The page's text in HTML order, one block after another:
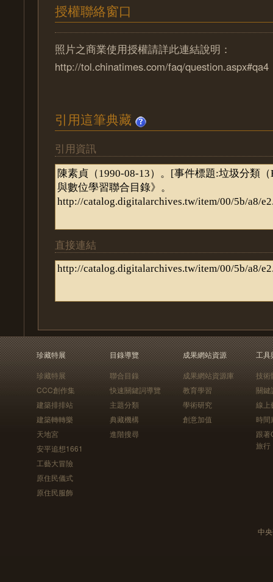
授權聯絡窗口
照片之商業使用授權請詳此連結說明：
http://tol.chinatimes.com/faq/question.aspx#qa4
引用這筆典藏
引用資訊
直接連結
珍藏特展
珍藏特展
CCC創作集
建築排排站
建築轉轉樂
天地宮
安平追想1661
工藝大冒險
原住民儀式
原住民服飾
目錄導覽
聯合目錄
快速關鍵詞導覽
主題分類
典藏機構
進階搜尋
成果網站資源
成果網站資源庫
教育學習
學術研究
創意加值
工具
技術
關鍵
線上
時間
跟
旅行
中